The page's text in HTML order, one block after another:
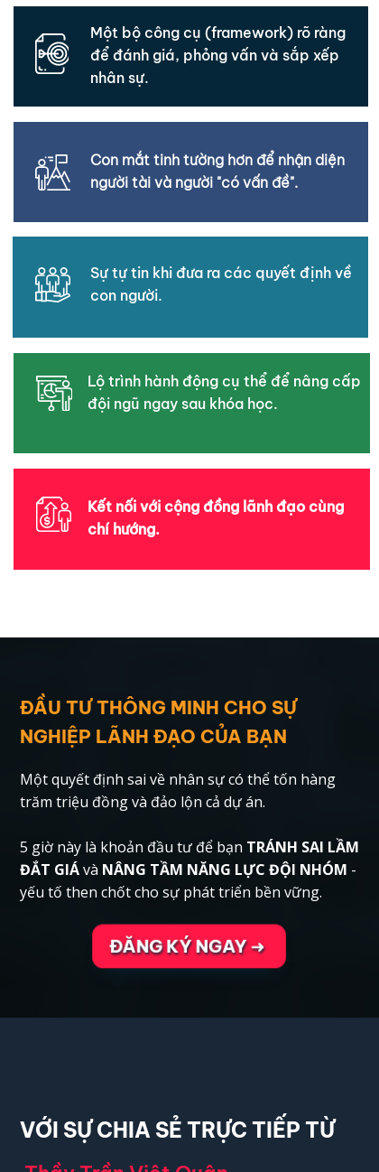
Một bộ công cụ (framework) rõ ràng
để đánh giá, phỏng vấn và sắp xếp
nhân sự.
Con mắt tinh tường hơn để nhận diện
người tài và người "có vấn đề".
Sự tự tin khi đưa ra các quyết định về
con người.
Lộ trình hành động cụ thể để nâng cấp
đội ngũ ngay sau khóa học.
Kết nối với cộng đồng lãnh đạo cùng
chí hướng.
Một quyết định sai về nhân sự có thể tốn hàng
trăm triệu đồng và đảo lộn cả dự án.
5 giờ này là khoản đầu tư để bạn TRÁNH SAI LẦM
ĐẮT GIÁvà NÂNG TẦM NĂNG LỰC ĐỘI NHÓM -
yếu tố then chốt cho sự phát triển bền vững.
ĐĂNG KÝ NGAY ➜
ĐẦU TƯ THÔNG MINH CHO SỰ
NGHIỆP LÃNH ĐẠO CỦA BẠN
VỚI SỰ CHIA SẺ TRỰC TIẾP TỪ